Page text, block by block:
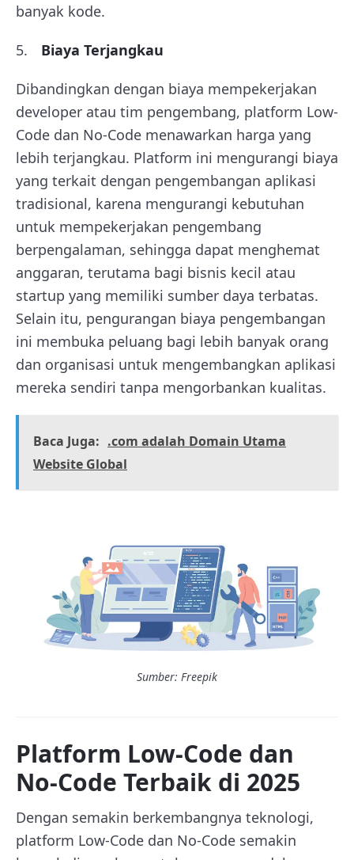
banyak kode.
Biaya Terjangkau
Dibandingkan dengan biaya mempekerjakan
developer atau tim pengembang, platform Low-
Code dan No-Code menawarkan harga yang
lebih terjangkau. Platform ini mengurangi biaya
yang terkait dengan pengembangan aplikasi
tradisional, karena mengurangi kebutuhan
untuk mempekerjakan pengembang
berpengalaman, sehingga dapat menghemat
anggaran, terutama bagi bisnis kecil atau
startup yang memiliki sumber daya terbatas.
Selain itu, pengurangan biaya pengembangan
ini membuka peluang bagi lebih banyak orang
dan organisasi untuk mengembangkan aplikasi
mereka sendiri tanpa mengorbankan kualitas.
Baca Juga: .com adalah Domain Utama
Website Global
Sumber: Freepik
Platform Low-Code dan
No-Code Terbaik di 2025
Dengan semakin berkembangnya teknologi,
platform Low-Code dan No-Code semakin